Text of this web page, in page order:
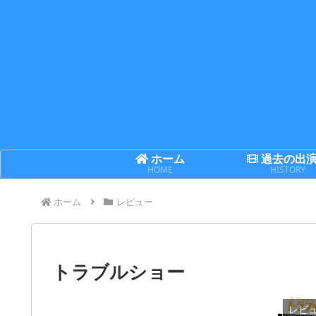
ホーム
HOME
過去の出
HISTORY
ホーム レビュー
トラブルショー
レビ